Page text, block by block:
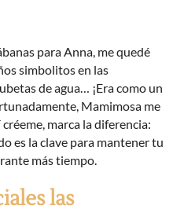
para Anna, me quedé
simbolitos en las
de agua… ¡Era como un
Mamimosa me
marca la diferencia:
es la clave para mantener tu
más tiempo.
las